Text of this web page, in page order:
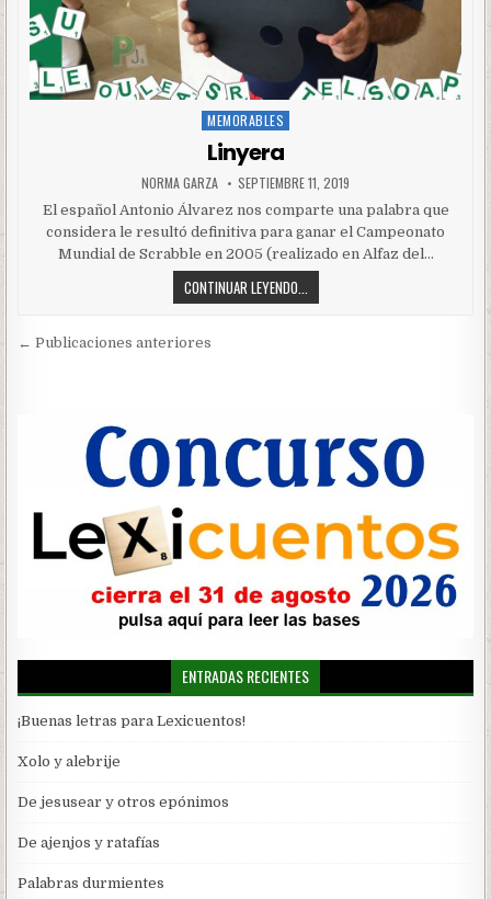
Posted
in
MEMORABLES
Linyera
NORMA GARZA SEPTIEMBRE 11, 2019
El español Antonio Álvarez nos comparte una palabra que
considera le resultó definitiva para ganar el Campeonato
Mundial de Scrabble en 2005 (realizado en Alfaz del…
CONTINUAR LEYENDO...
Navegación
← Publicaciones anteriores
ENTRADAS RECIENTES
¡Buenas letras para Lexicuentos!
Xolo y alebrije
De jesusear y otros epónimos
De ajenjos y ratafías
Palabras durmientes